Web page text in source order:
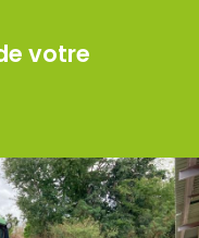
votre